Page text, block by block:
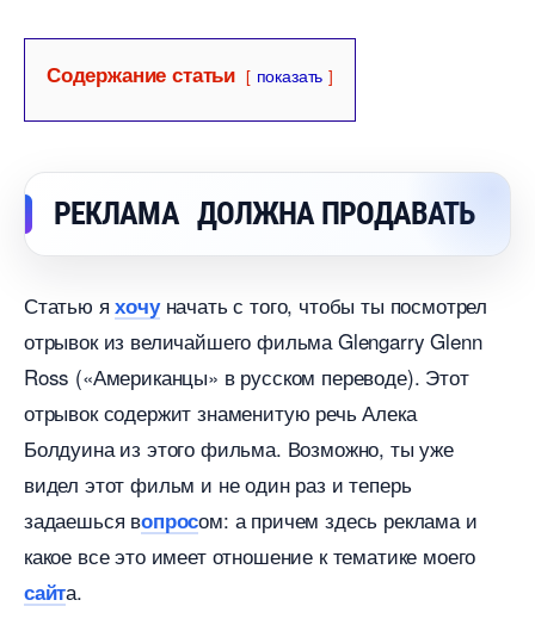
Содержание статьи показать
РЕКЛАМА ДОЛЖНА ПРОДАВАТЬ
Статью яхочуначать с того, чтобы ты посмотрел
отрывок из величайшего фильма Glengarry Glenn
Ross («Американцы» в русском переводе). Этот
отрывок содержит знаменитую речь Алека
Болдуина из этого фильма. Возможно, ты уже
идел этот фильм и не один раз и теперь
задаешьсяопросом: а причем здесь реклама и
какое все это имеет отношение к тематике моего
сайта.